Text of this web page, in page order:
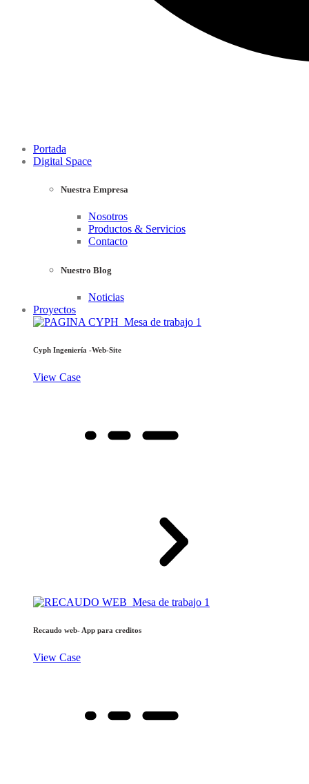
Portada
Digital Space
Nuestra Empresa
Nosotros
Productos & Servicios
Contacto
Nuestro Blog
Noticias
Proyectos
Cyph Ingeniería -Web-Site
View Case
Recaudo web- App para creditos
View Case